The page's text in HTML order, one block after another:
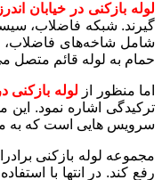
لوله بازکنی در خیابان
شامل شاخه‌های فاضلاب،
حمام به لوله قائم متصل
اما منظور از لوله بازکنی
ترکیدگی اشاره نمود.
سرویس هایی است که به
مجموعه لوله بازکنی
رفع کند. در انتها با